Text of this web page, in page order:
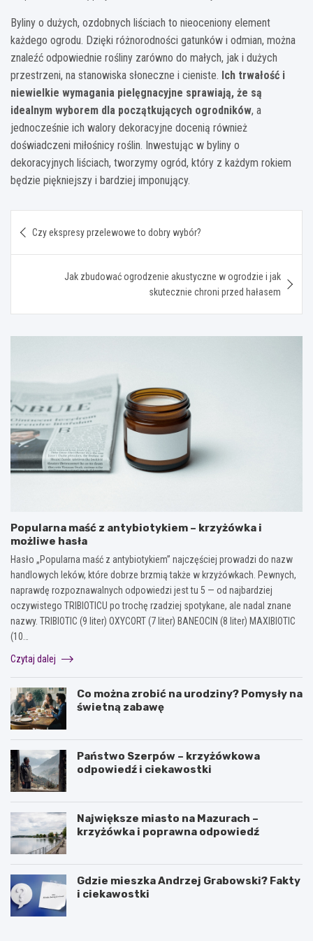
Byliny o dużych, ozdobnych liściach to nieoceniony element
każdego ogrodu. Dzięki różnorodności gatunków i odmian, można
znaleźć odpowiednie rośliny zarówno do małych, jak i dużych
przestrzeni, na stanowiska słoneczne i cieniste. Ich trwałość i
niewielkie wymagania pielęgnacyjne sprawiają, że są
idealnym wyborem dla początkujących ogrodników, a
jednocześnie ich walory dekoracyjne docenią również
doświadczeni miłośnicy roślin. Inwestując w byliny o
dekoracyjnych liściach, tworzymy ogród, który z każdym rokiem
będzie piękniejszy i bardziej imponujący.
wpisu
Czy ekspresy przelewowe to dobry wybór?
Jak zbudować ogrodzenie akustyczne w ogrodzie i jak
skutecznie chroni przed hałasem
Popularna maść z antybiotykiem – krzyżówka i
możliwe hasła
Hasło „Popularna maść z antybiotykiem” najczęściej prowadzi do nazw
handlowych leków, które dobrze brzmią także w krzyżówkach. Pewnych,
naprawdę rozpoznawalnych odpowiedzi jest tu 5 — od najbardziej
oczywistego TRIBIOTICU po trochę rzadziej spotykane, ale nadal znane
nazwy. TRIBIOTIC (9 liter) OXYCORT (7 liter) BANEOCIN (8 liter) MAXIBIOTIC
(10…
Czytaj dalej
Co można zrobić na urodziny? Pomysły na
świetną zabawę
Państwo Szerpów – krzyżówkowa
odpowiedź i ciekawostki
Największe miasto na Mazurach –
krzyżówka i poprawna odpowiedź
Gdzie mieszka Andrzej Grabowski? Fakty
i ciekawostki
J
O